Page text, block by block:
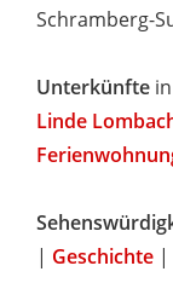
Schramberg-
Unterkünfte
Linde
| Geschichte |